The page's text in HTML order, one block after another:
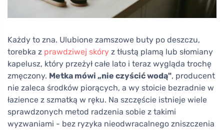
Każdy to zna. Ulubione zamszowe buty po deszczu,
torebka z prawdziwej skóry z tłustą plamą lub słomiany
kapelusz, który przeżył całe lato i teraz wygląda trochę
zmęczony. Metka mówi „nie czyścić wodą", producent
nie zaleca środków piorących, a wy stoicie bezradnie w
łazience z szmatką w ręku. Na szczęście istnieje wiele
sprawdzonych metod radzenia sobie z takimi
wyzwaniami - bez ryzyka nieodwracalnego zniszczenia